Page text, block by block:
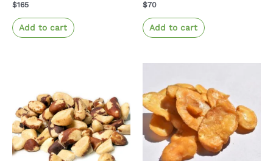
$165
Add to cart
$70
Add to cart